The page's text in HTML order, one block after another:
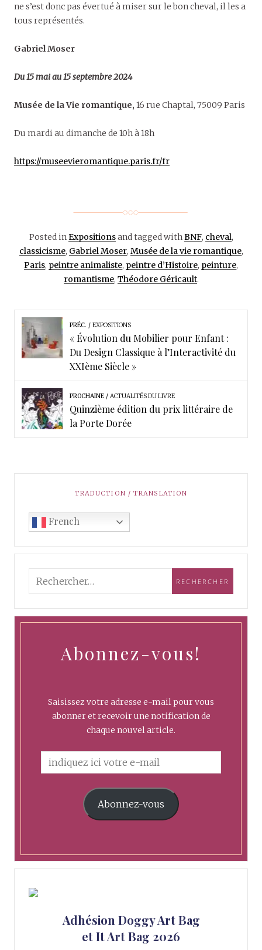
ne s’est donc pas évertué à miser sur le bon cheval, il les a
tous représentés.
Gabriel Moser
Du 15 mai au 15 septembre 2024
Musée de la Vie romantique, 16 rue Chaptal, 75009 Paris
Du mardi au dimanche de 10h à 18h
https://museevieromantique.paris.fr/fr
Posted inExpositionsand tagged withBNF, cheval,
classicisme, Gabriel Moser, Musée de la vie romantique,
Paris, peintre animaliste, peintre d’Histoire, peinture,
romantisme, Théodore Géricault.
PRÉC. EXPOSITIONS
« Évolution du Mobilier pour Enfant :
Du Design Classique à l’Interactivité du
XXIème Siècle »
PROCHAINE ACTUALITÉS DU LIVRE
Quinzième édition du prix littéraire de
la Porte Dorée
TRADUCTION / TRANSLATION
French
Abonnez-vous!
Saisissez votre adresse e-mail pour vous
abonner et recevoir une notification de
chaque nouvel article.
Abonnez-vous
Adhésion Doggy Art Bag
et It Art Bag 2026